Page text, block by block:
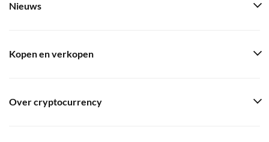
Nieuws
Kopen en verkopen
Over cryptocurrency